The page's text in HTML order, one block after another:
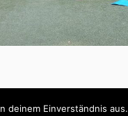
e.V.. Alle Rechte vorbehalten.
deinem Einverständnis aus.